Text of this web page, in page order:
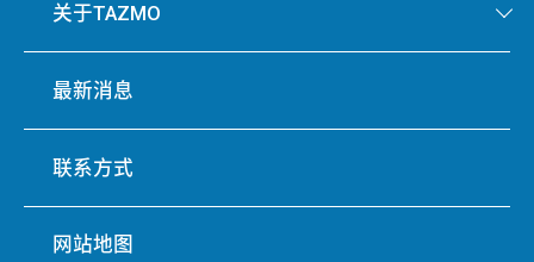
关于TAZMO
最新消息
联系方式
网站地图